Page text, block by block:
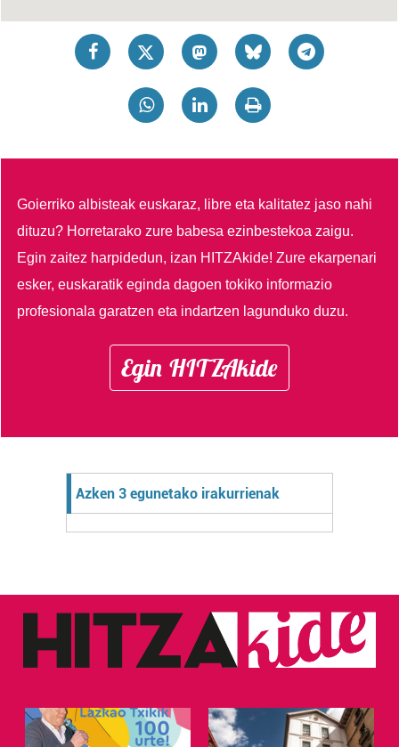
Goierriko albisteak euskaraz, libre eta kalitatez jaso nahi
dituzu? Horretarako zure babesa ezinbestekoa zaigu.
Egin zaitez harpidedun, izan HITZAkide!Zure ekarpenari
esker, euskaratik eginda dagoen tokiko informazio
profesionala garatzen eta indartzen lagunduko duzu.
Egin HITZAkide
Azken 3 egunetako irakurrienak